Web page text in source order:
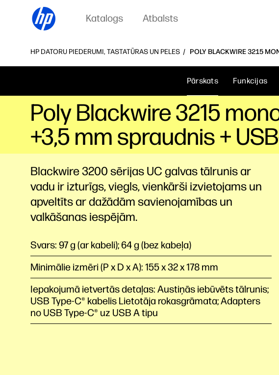
Katalogs Atbalsts
HP DATORU PIEDERUMI, TASTATŪRAS UN PELES POLY BLACKWIRE 3215
Pārskats Funkcijas
Poly Blackwire 3215
+3,5 mm spraudnis +
Blackwire 3200 sērijas UC galvas tālrunis ar
vadu ir izturīgs, viegls, vienkārši izvietojams un
apveltīts ar dažādām savienojamības un
valkāšanas iespējām.
Svars: 97 g (ar kabeli); 64 g (bez kabeļa)
Minimālie izmēri (P x D x A): 155 x 32 x 178 mm
Iepakojumā ietvertās detaļas: Austiņās iebūvēts tālrunis;
USB Type-C®️ kabelis Lietotāja rokasgrāmata; Adapters
no USB Type-C® uz USB A tipu